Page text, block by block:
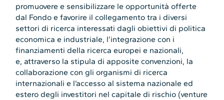
promuovere e sensibilizzare le opportunità offerte
dal Fondo e favorire il collegamento tra i diversi
settori di ricerca interessati dagli obiettivi di politica
economica e industriale, l’integrazione con i
finanziamenti della ricerca europei e nazionali,
e, attraverso la stipula di apposite convenzioni, la
collaborazione con gli organismi di ricerca
internazionali e l’accesso al sistema nazionale ed
estero degli investitori nel capitale di rischio (venture